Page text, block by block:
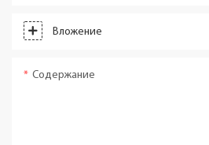
Вложение
Содержание